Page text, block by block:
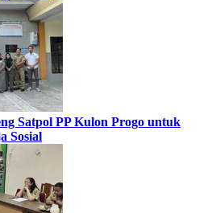
Satpol PP Kulon Progo untuk
Sosial